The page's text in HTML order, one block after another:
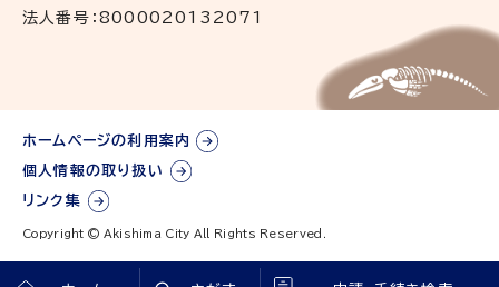
法人番号：8000020132071
ホームページの利用案内
個人情報の取り扱い
リンク集
Copyright © Akishima City All Rights Reserved.